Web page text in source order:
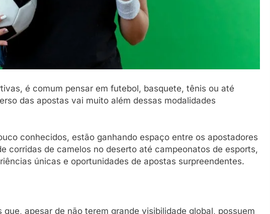
é comum pensar em futebol, basquete, tênis ou até
das apostas vai muito além dessas modalidades
conhecidos, estão ganhando espaço entre os apostadores
corridas de camelos no deserto até campeonatos de esports,
únicas e oportunidades de apostas surpreendentes.
apesar de não terem grande visibilidade global, possuem